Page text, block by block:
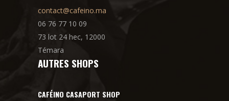
contact@cafeino.ma
06 76 77 10 09
73 lot 24 hec, 12000
Témara
AUTRES SHOPS
CAFÉINO CASAPORT SHOP